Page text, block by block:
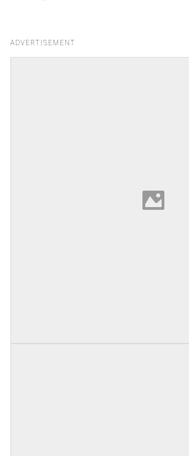
ADVERTISEMENT